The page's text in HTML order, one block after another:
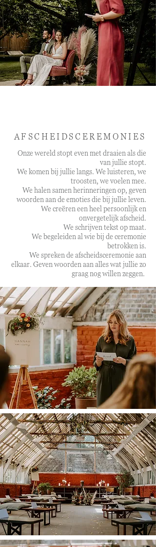
AFSCHEIDSCEREMONIES
Onze wereld stopt even met draaien als die
van jullie stopt.
We komen bij jullie langs. We luisteren, we
troosten, we voelen mee.
We halen samen herinneringen op, geven
woorden aan de emoties die bij jullie leven.
We creëren een heel persoonlijk en
onvergetelijk afscheid.
We schrijven tekst op maat.
We begeleiden al wie bij de ceremonie
betrokken is.
We spreken de afscheidsceremonie aan
elkaar. Geven woorden aan alles wat jullie zo
graag nog willen zeggen.